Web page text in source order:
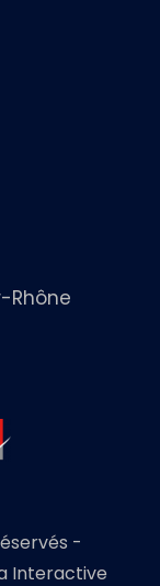
Rhône
-
Interactive